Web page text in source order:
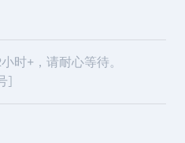
时+，请耐心等待。
]